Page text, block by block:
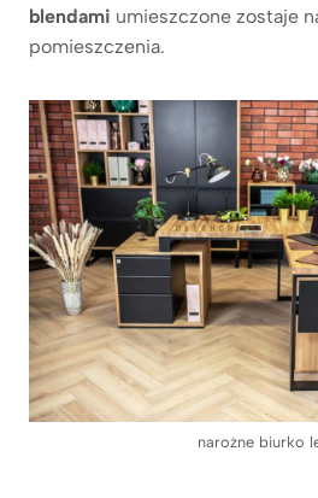
blendami umieszczone zostaje
pomieszczenia.
narożne biurko